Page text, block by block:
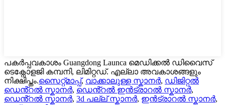
പകർപ്പവകാശം Guangdong Launca മെഡിക്കൽ ഡിവൈസ്
ടെക്നോളജി കമ്പനി, ലിമിറ്റഡ്. എല്ലാ അവകാശങ്ങളും
നിക്ഷിപ്തം.സൈറ്റ്മാപ്പ്, വാക്കാലുള്ള സ്കാനർ, ഡിജിറ്റൽ
ഡെൻ്റൽ സ്കാനർ, ഡെൻ്റൽ ഇൻട്രാറൽ സ്കാനർ,
ഡെൻ്റൽ സ്കാനർ, 3d പല്ല് സ്കാനർ, ഇൻട്രാറൽ സ്കാനർ,